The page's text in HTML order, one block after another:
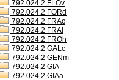
792.024.2 FLOv
792.024.2 FORd
792.024.2 FRAc
792.024.2 FRAi
792.024.2 FROh
792.024.2 GALc
792.024.2 GENm
792.024.2 GIA
792.024.2 GIAa